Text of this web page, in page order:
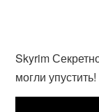
Skyrim
могли упустить!